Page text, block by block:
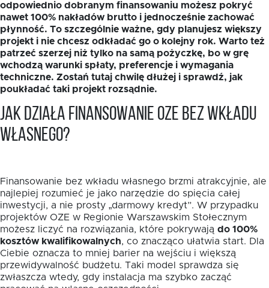
odpowiednio dobranym finansowaniu możesz pokryć
nawet 100% nakładów brutto i jednocześnie zachować
płynność. To szczególnie ważne, gdy planujesz większy
projekt i nie chcesz odkładać go o kolejny rok. Warto też
patrzeć szerzej niż tylko na samą pożyczkę, bo w grę
wchodzą warunki spłaty, preferencje i wymagania
techniczne. Zostań tutaj chwilę dłużej i sprawdź, jak
poukładać taki projekt rozsądnie.
Jak działa finansowanie OZE bez wkładu
własnego?
Finansowanie bez wkładu własnego brzmi atrakcyjnie, ale
najlepiej rozumieć je jako narzędzie do spięcia całej
inwestycji, a nie prosty „darmowy kredyt”. W przypadku
projektów OZE w Regionie Warszawskim Stołecznym
możesz liczyć na rozwiązania, które pokrywają do 100%
kosztów kwalifikowalnych, co znacząco ułatwia start. Dla
Ciebie oznacza to mniej barier na wejściu i większą
przewidywalność budżetu. Taki model sprawdza się
zwłaszcza wtedy, gdy instalacja ma szybko zacząć